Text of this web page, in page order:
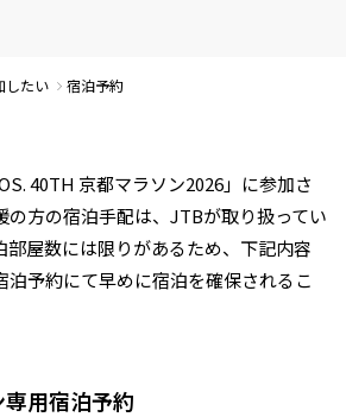
したい 宿泊予約
40TH 京都マラソン2026」に参加さ
の方の宿泊手配は、JTBが取り扱ってい
部屋数には限りがあるため、下記内容
泊予約にて早めに宿泊を確保されるこ
用宿泊予約